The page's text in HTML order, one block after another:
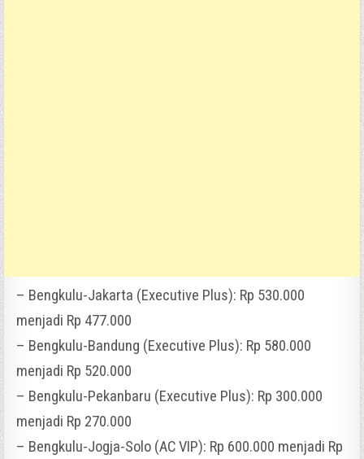
– Bengkulu-Jakarta (Executive Plus): Rp 530.000
menjadi Rp 477.000
– Bengkulu-Bandung (Executive Plus): Rp 580.000
menjadi Rp 520.000
– Bengkulu-Pekanbaru (Executive Plus): Rp 300.000
menjadi Rp 270.000
– Bengkulu-Jogja-Solo (AC VIP): Rp 600.000 menjadi Rp